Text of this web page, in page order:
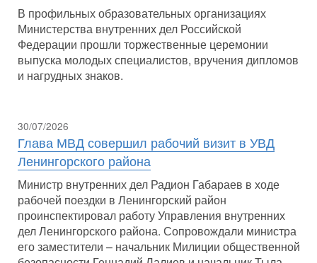
В профильных образовательных организациях
Министерства внутренних дел Российской
Федерации прошли торжественные церемонии
выпуска молодых специалистов, вручения дипломов
и нагрудных знаков.
30/07/2026
Глава МВД совершил рабочий визит в УВД
Ленингорского района
Министр внутренних дел Радион Габараев в ходе
рабочей поездки в Ленингорский район
проинспектировал работу Управления внутренних
дел Ленингорского района. Сопровождали министра
его заместители – начальник Милиции общественной